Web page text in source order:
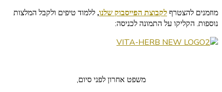
מוזמנים להצטרףלקבוצת הפייסבוק שלנו, ללמוד טיפים ולקבל המלצות
נוספות. הקליקו על התמונה לכניסה:
משפט אחרון לפני סיום,